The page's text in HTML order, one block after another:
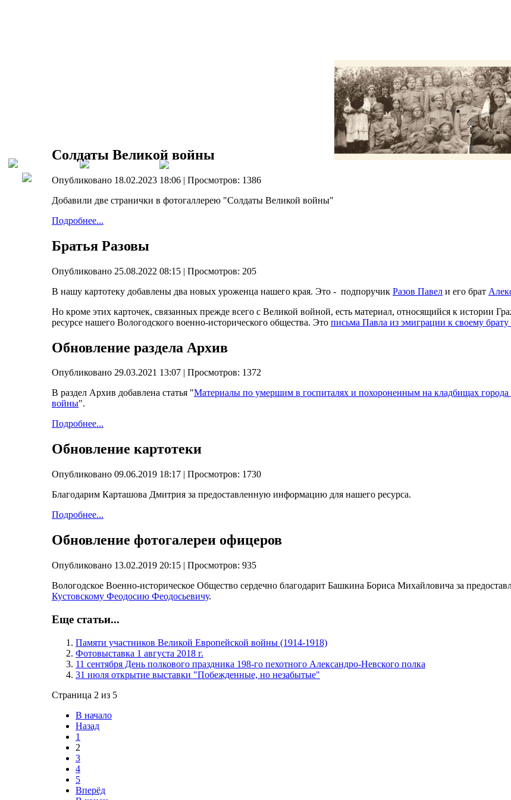
Солдаты Великой войны
Опубликовано 18.02.2023 18:06 | Просмотров: 1386
Добавили две странички в фотогаллерею "Солдаты Великой войны"
Подробнее...
Братья Разовы
Опубликовано 25.08.2022 08:15 | Просмотров: 205
В нашу картотеку добавлены два новых уроженца нашего края. Это - подпоручик Разов Павел и его брат
Но кроме этих карточек, связанных прежде всего с Великой войной, есть материал, относящийся к истории
ресурсе нашего Вологодского военно-исторического общества. Это письма Павла из эмиграции к своему брату
Обновление раздела Архив
Опубликовано 29.03.2021 13:07 | Просмотров: 1372
В раздел Архив добавлена статья "Материалы по умершим в госпиталях и похороненным на кладбищах
войны".
Подробнее...
Обновление картотеки
Опубликовано 09.06.2019 18:17 | Просмотров: 1730
Благодарим Карташова Дмитрия за предоставленную информацию для нашего ресурса.
Подробнее...
Обновление фотогалереи офицеров
Опубликовано 13.02.2019 20:15 | Просмотров: 935
Вологодское Военно-историческое Общество сердечно благодарит Башкина Бориса Михайловича за
Кустовскому Феодосию Феодосьевичу.
Еще статьи...
Памяти участников Великой Европейской войны (1914-1918)
Фотовыставка 1 августа 2018 г.
11 сентября День полкового праздника 198-го пехотного Александро-Невского полка
31 июля открытие выставки "Побежденные, но незабытые"
Страница 2 из 5
В начало
Назад
1
2
3
4
5
Вперёд